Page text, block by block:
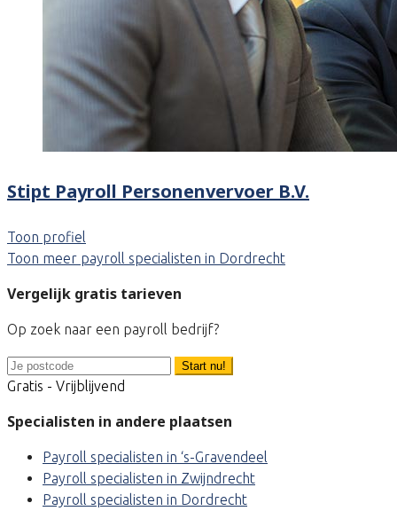
Stipt Payroll Personenvervoer B.V.
Toon profiel
Toon meer payroll specialisten in Dordrecht
Vergelijk gratis tarieven
Op zoek naar een payroll bedrijf?
Start nu!
Gratis - Vrijblijvend
Specialisten in andere plaatsen
Payroll specialisten in ‘s-Gravendeel
Payroll specialisten in Zwijndrecht
Payroll specialisten in Dordrecht